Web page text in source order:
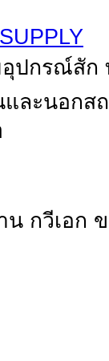
ปกรณ์สัก
และนอก
กวีเอก